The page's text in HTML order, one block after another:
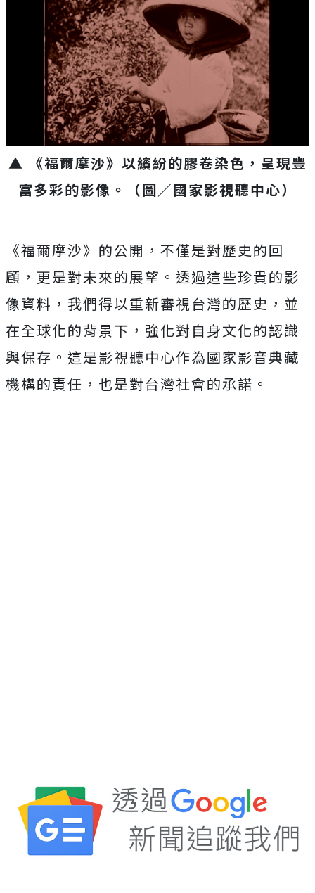
▲ 《福爾摩沙》以繽紛的膠卷染色，呈現豐
富多彩的影像。
（圖／國家影視聽中心）
《福爾摩沙》的公開，不僅是對歷史的回
顧，更是對未來的展望。透過這些珍貴的影
像資料，我們得以重新審視台灣的歷史，並
在全球化的背景下，強化對自身文化的認識
與保存。這是影視聽中心作為國家影音典藏
機構的責任，也是對台灣社會的承諾。